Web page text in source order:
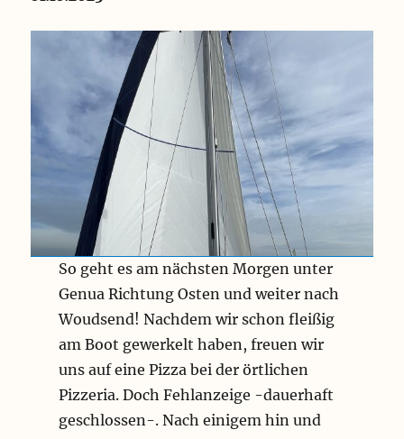
So geht es am nächsten Morgen unter
Genua Richtung Osten und weiter nach
Woudsend! Nachdem wir schon fleißig
am Boot gewerkelt haben, freuen wir
uns auf eine Pizza bei der örtlichen
Pizzeria. Doch Fehlanzeige -dauerhaft
geschlossen-. Nach einigem hin und